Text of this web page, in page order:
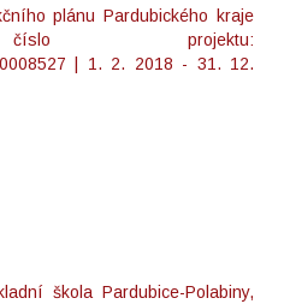
plánu Pardubického kraje
projektu:
0008527 | 1. 2. 2018 - 31. 12.
škola Pardubice-Polabiny,